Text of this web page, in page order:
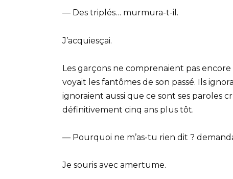
— Des triplés… murmura-t-il.
J’acquiesçai.
Les garçons ne comprenaient pas
voyait les fantômes de son passé. Ils
ignoraient aussi que ce sont ses paroles
définitivement cinq ans plus tôt.
— Pourquoi ne m’as-tu rien dit ?
Je souris avec amertume.